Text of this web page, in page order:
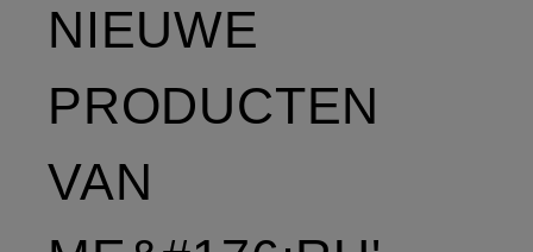
NIEUWE
PRODUCTEN
VAN